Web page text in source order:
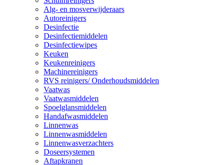
Alg- en mosverwijderaars
Autoreinigers
Desinfectie
Desinfectiemiddelen
Desinfectiewipes
Keuken
Keukenreinigers
Machinereinigers
RVS reinigers/ Onderhoudsmiddelen
Vaatwas
Vaatwasmiddelen
Spoelglansmiddelen
Handafwasmiddelen
Linnenwas
Linnenwasmiddelen
Linnenwasverzachters
Doseersystemen
Aftapkranen